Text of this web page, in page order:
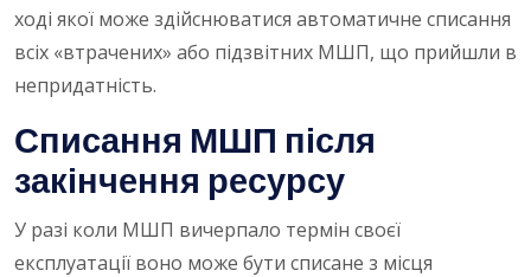
ході якої може здійснюватися автоматичне списання
всіх «втрачених» або підзвітних МШП, що прийшли в
непридатність.
Списання МШП після
закінчення ресурсу
У разі коли МШП вичерпало термін своєї
експлуатації воно може бути списане з місця